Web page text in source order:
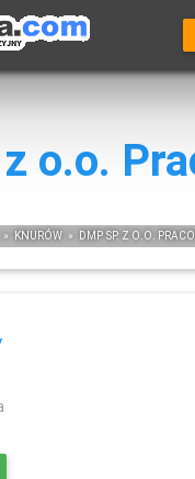
o.o.
» KNURÓW » DMP SP. Z O.O.